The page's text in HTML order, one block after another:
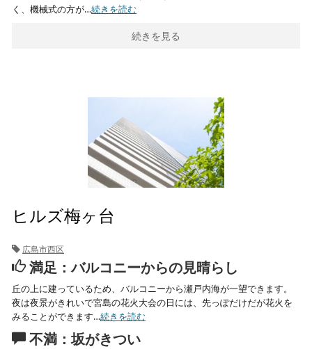
く、機械式の方が…続きを読む
続きを見る
ヒルズ梅ヶ台
広島市西区
満足：バルコニーからの見晴らし
丘の上に建っているため、バルコニーから瀬戸内海が一望できます。
夜は夜景がきれいで宮島の花火大会の日には、先っぽだけだが花火を
みることができます…続きを読む
不満：坂がきつい